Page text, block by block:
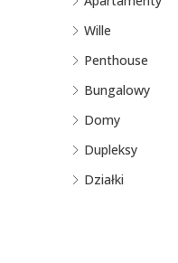
Wille
Penthouse
Bungalowy
Domy
Dupleksy
Działki